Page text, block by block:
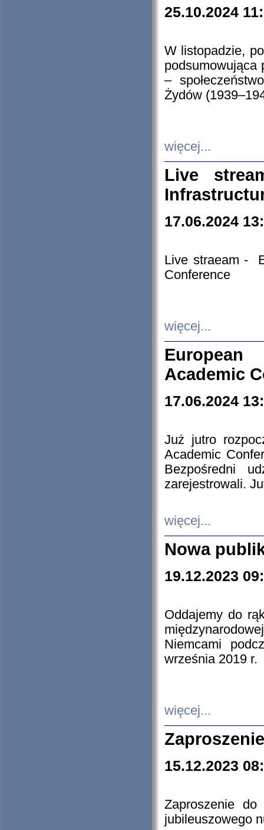
25.10.2024
W listopadzie,
podsumowująca
–
Żydów
więcej...
Live
17.06.2024
Live straeam -
Conference
więcej...
European
Academic
17.06.2024
Już jutro
Academic
Bezpośredni
zarejestrowali.
więcej...
Nowa
19.12.2023
Oddajemy do
Niemcami
września 2019 r.
więcej...
15.12.2023
Zaproszenie do
jubileuszowego